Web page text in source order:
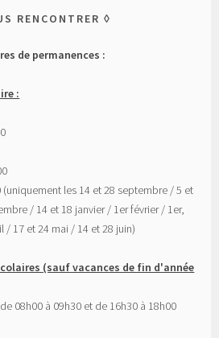
RENCONTRER
de permanences :
:
(uniquement les 14 et 28 septembre / 5 et
/ 14 et 18 janvier / 1er février / 1er,
/ 17 et 24 mai / 14 et 28 juin)
(sauf vacances de fin d'année
de 08h00 à 09h30 et de 16h30 à 18h00